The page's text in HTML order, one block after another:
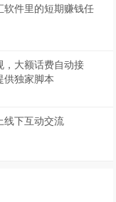
软件里的短期赚钱任
，大额话费自动接
供独家脚本
线下互动交流